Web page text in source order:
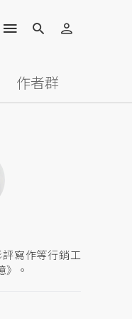
作者群
寫作等行銷工
》。